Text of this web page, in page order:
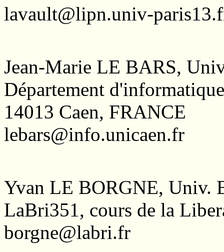
lavault@lipn.univ-
Jean-Marie LE BARS,
Département
14013 Caen, FRANCE
lebars@info.unicaen.fr
Yvan LE BORGNE, Univ.
LaBri351, cours de la
borgne@labri.fr